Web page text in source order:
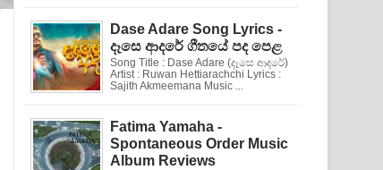
Dase Adare Song Lyrics -
දෑසෙ ආදරේ ගීතයේ පද පෙළ
Song Title : Dase Adare (දෑසෙ ආදරේ)
Artist : Ruwan Hettiarachchi Lyrics :
Sajith Akmeemana Music ...
Fatima Yamaha -
Spontaneous Order Music
Album Reviews